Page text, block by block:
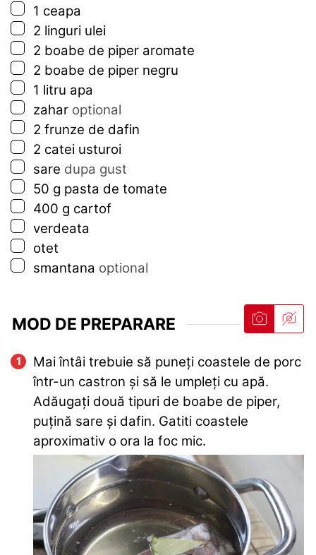
▢
1 ceapa
▢
2 linguri ulei
▢
2 boabe de piper aromate
▢
2 boabe de piper negru
▢
1 litru apa
▢
zahar optional
▢
2 frunze de dafin
▢
2 catei usturoi
▢
sare dupa gust
▢
50 g pasta de tomate
▢
400 g cartof
▢
verdeata
▢
otet
▢
smantana optional
MOD DE PREPARARE
Mai întâi trebuie să puneți coastele de porc
într-un castron și să le umpleți cu apă.
Adăugați două tipuri de boabe de piper,
puțină sare și dafin. Gatiti coastele
aproximativ o ora la foc mic.